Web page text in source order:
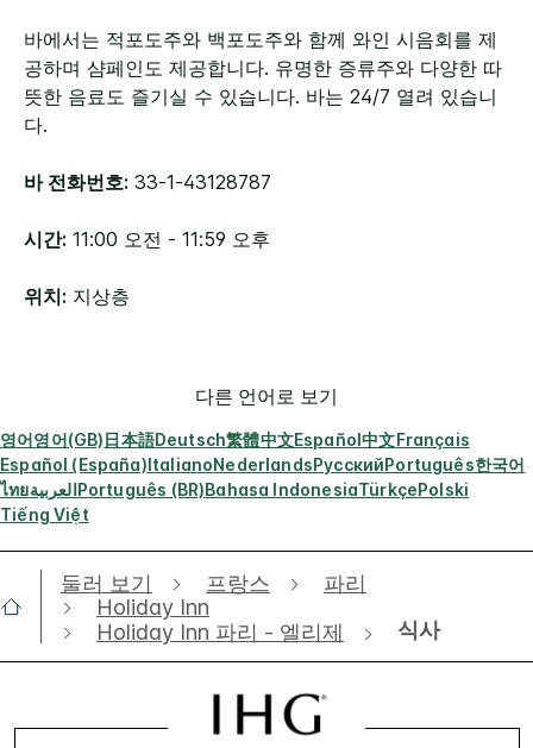
바에서는 적포도주와 백포도주와 함께 와인 시음회를 제
공하며 샴페인도 제공합니다. 유명한 증류주와 다양한 따
뜻한 음료도 즐기실 수 있습니다. 바는 24/7 열려 있습니
다.
바 전화번호: 33-1-43128787
시간: 11:00 오전 - 11:59 오후
위치: 지상층
다른 언어로 보기
영어영어(GB)日本語Deutsch繁體中文Español中文Français
Español (España)ItalianoNederlandsРусскийPortuguês한국어
ไทยالعربيةPortuguês (BR)Bahasa IndonesiaTürkçePolski
Tiếng Việt
둘러 보기 프랑스
파리
Holiday Inn
Holiday Inn 파리 - 엘리제
식사